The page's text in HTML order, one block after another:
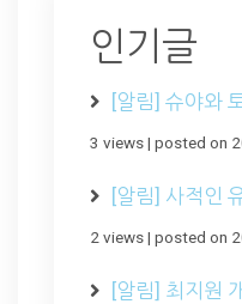
인기글
[알림] 슈야와
3 views| posted on
[알림] 사적인
2 views| posted on
[알림] 최지원